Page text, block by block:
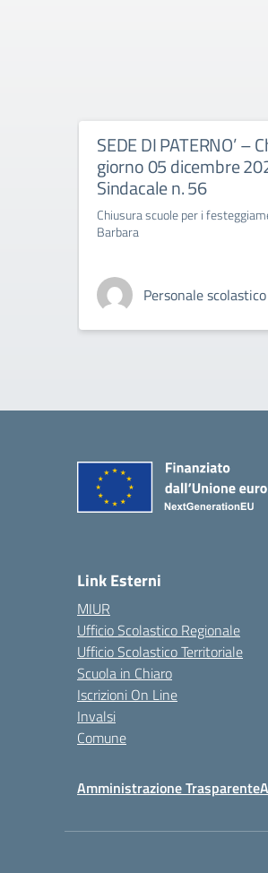
SEDE DI PATERNO’ –
giorno 05 dicembre
Sindacale n. 56
Chiusura scuole per i
Barbara
Personale scolastico
Link Esterni
MIUR
Ufficio Scolastico Regionale
Ufficio Scolastico Territoriale
Scuola in Chiaro
Iscrizioni On Line
Invalsi
Comune
Amministrazione Trasparente